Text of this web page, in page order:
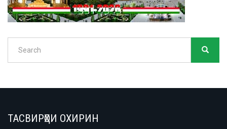
Search
ТАСВИРҲОИ ОХИРИН